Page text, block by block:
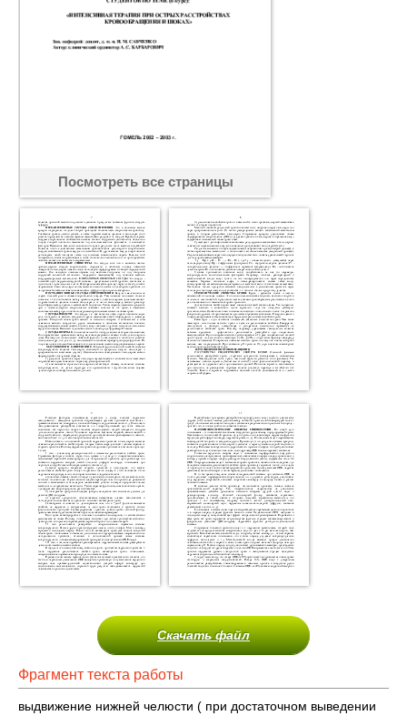
Посмотреть все страницы
Скачать файл
Фрагмент текста работы
выдвижение нижней челюсти ( при достаточном выведении